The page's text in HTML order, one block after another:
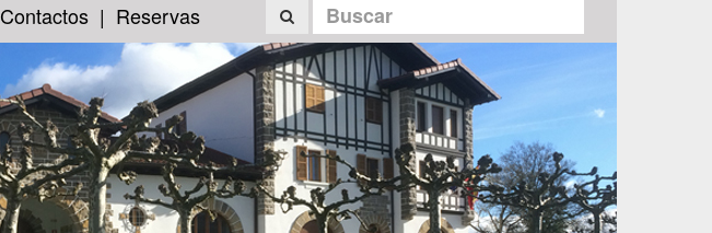
Contactos Reservas